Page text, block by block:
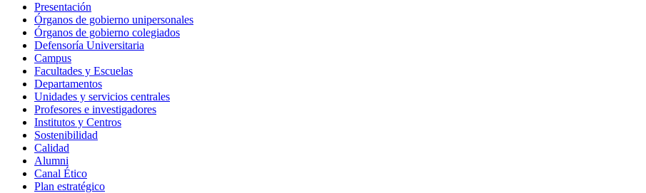
Presentación
Órganos de gobierno unipersonales
Órganos de gobierno colegiados
Defensoría Universitaria
Campus
Facultades y Escuelas
Departamentos
Unidades y servicios centrales
Profesores e investigadores
Institutos y Centros
Sostenibilidad
Calidad
Alumni
Canal Ético
Plan estratégico